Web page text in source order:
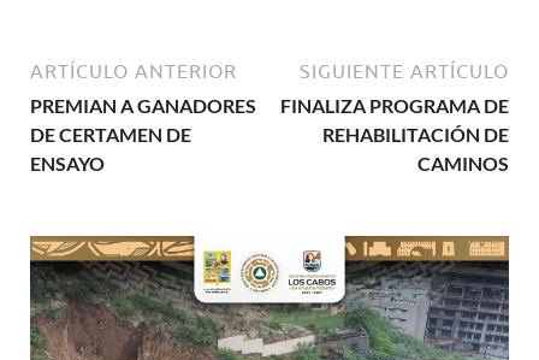
ARTÍCULO ANTERIOR
PREMIAN A GANADORES
DE CERTAMEN DE
ENSAYO
SIGUIENTE ARTÍCULO
FINALIZA PROGRAMA DE
REHABILITACIÓN DE
CAMINOS